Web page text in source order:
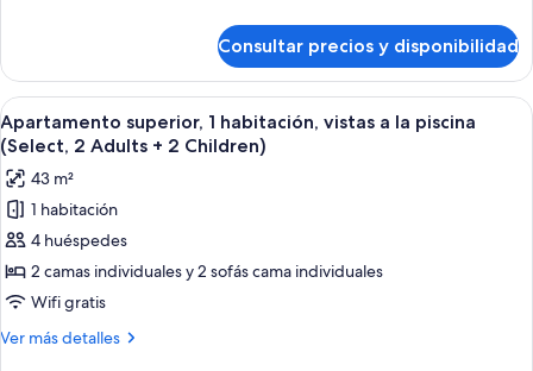
la
piscina
(Select,
2
Adults
+
Child)
superior,
habitación,
vistas
a
la
piscina
(Select,
2
Adults
Child)
Consultar precios y disponibilidad
Abrir
todas
las
fotos
de
Apartamento
superior,
1
habitación,
Una sala de estar moderna con una
7
Apartamento superior, 1 habitación, vistas a la piscina
(Select, 2 Adults + 2 Children)
43 m²
1 habitación
4 huéspedes
2 camas individuales y 2 sofás cama individuales
Wifi gratis
Ver más detalles
Más